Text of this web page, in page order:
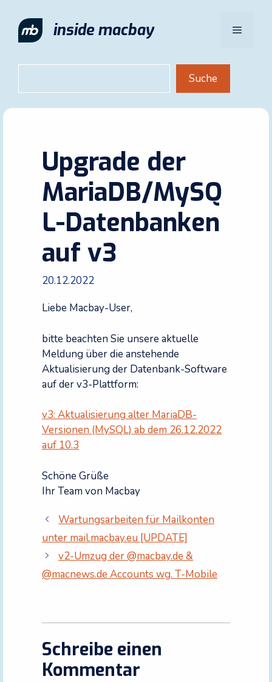
Inhalt
springen
inside macbay Menü
Suche
Upgrade der
MariaDB/MySQ
L-Datenbanken
auf v3
20.12.2022
Liebe Macbay-User,
bitte beachten Sie unsere aktuelle
Meldung über die anstehende
Aktualisierung der Datenbank-Software
auf der v3-Plattform:
v3: Aktualisierung alter MariaDB-
Versionen (MySQL) ab dem 26.12.2022
auf 10.3
Schöne Grüße
Ihr Team von Macbay
Wartungsarbeiten für Mailkonten
unter mail.macbay.eu [UPDATE]
v2-Umzug der @macbay.de &
@macnews.de Accounts wg. T-Mobile
Schreibe einen
Kommentar